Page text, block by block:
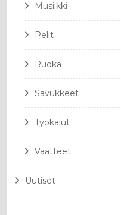
Musiikki
Pelit
Ruoka
Savukkeet
Työkalut
Vaatteet
Uutiset